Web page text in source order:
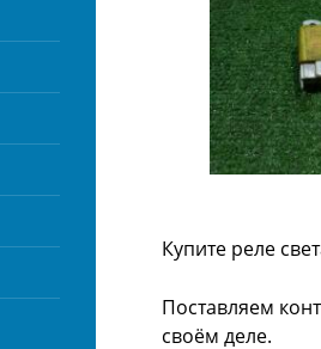
Купите реле
Поставляем
своём деле.